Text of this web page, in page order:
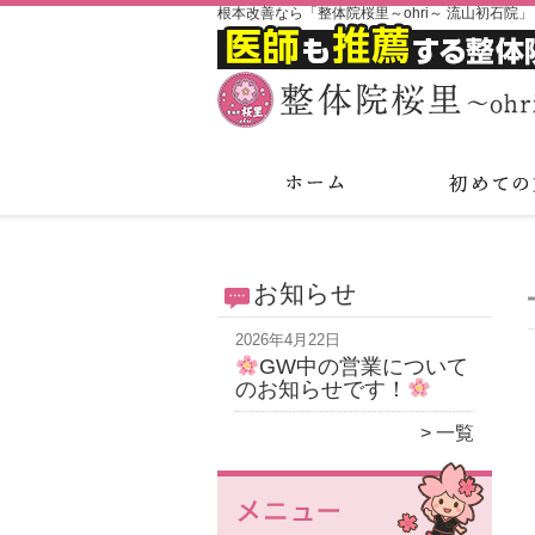
根本改善なら「整体院桜里～ohri～ 流山初石院」
お知らせ
2026年4月22日
GW中の営業について
のお知らせです！
一覧